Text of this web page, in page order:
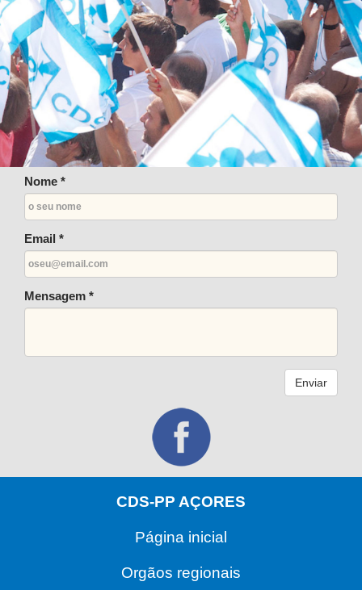
Nome *
Email *
Mensagem *
Enviar
CDS-PP AÇORES
Página inicial
Orgãos regionais